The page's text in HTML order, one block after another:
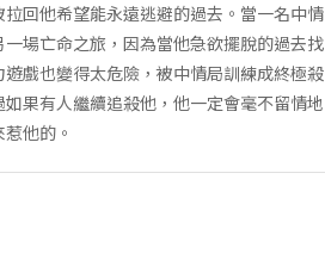
回他希望能永遠逃避的過去。當一名中情
場亡命之旅，因為當他急欲擺脫的過去找
戲也變得太危險，被中情局訓練成終極殺
果有人繼續追殺他，他一定會毫不留情地
他的。